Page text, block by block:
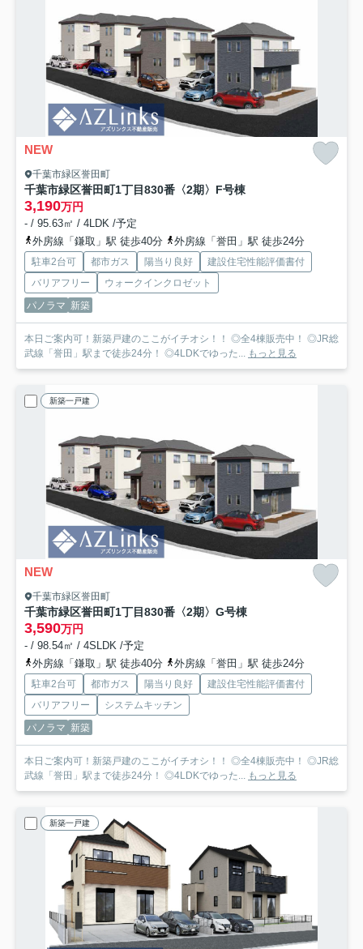
NEW
千葉市緑区誉田町
千葉市緑区誉田町1丁目830番〈2期〉 F号棟
3,190万円
- / 95.63㎡ / 4LDK /予定
外房線「鎌取」駅 徒歩40分
外房線「誉田」駅 徒歩24分
駐車2台可 都市ガス 陽当り良好
建設住宅性能評価書付
バリアフリー
ウォークインクロゼット
パノラマ 新築
本日ご案内可！新築戸建のここがイチオシ！！ ◎全4棟販売中！ ◎JR総
武線「誉田」駅まで徒歩24分！ ◎4LDKでゆった...
もっと見る
新築一戸建
NEW
千葉市緑区誉田町
千葉市緑区誉田町1丁目830番〈2期〉 G号棟
3,590万円
- / 98.54㎡ / 4SLDK /予定
外房線「鎌取」駅 徒歩40分
外房線「誉田」駅 徒歩24分
駐車2台可 都市ガス 陽当り良好
建設住宅性能評価書付
バリアフリー
システムキッチン
パノラマ 新築
本日ご案内可！新築戸建のここがイチオシ！！ ◎全4棟販売中！ ◎JR総
武線「誉田」駅まで徒歩24分！ ◎4LDKでゆった...
もっと見る
新築一戸建